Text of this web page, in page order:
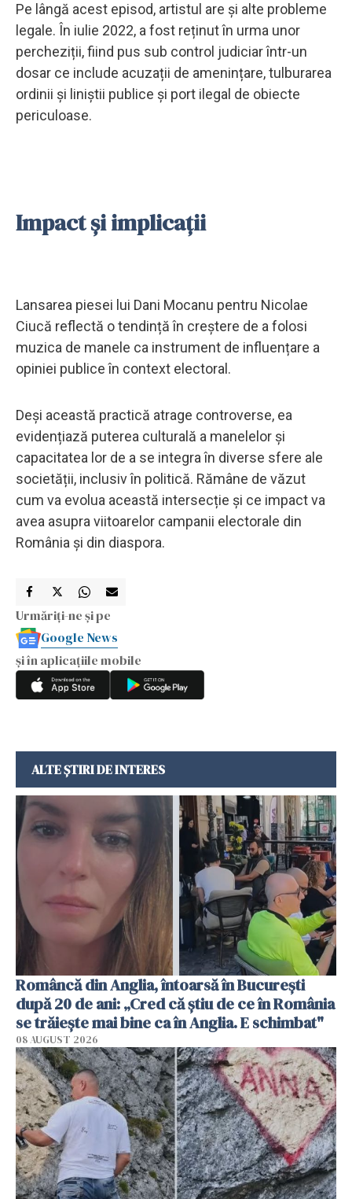
Pe lângă acest episod, artistul are și alte probleme
legale. În iulie 2022, a fost reținut în urma unor
percheziții, fiind pus sub control judiciar într-un
dosar ce include acuzații de amenințare, tulburarea
ordinii și liniștii publice și port ilegal de obiecte
periculoase.
Impact și implicații
Lansarea piesei lui Dani Mocanu pentru Nicolae
Ciucă reflectă o tendință în creștere de a folosi
muzica de manele ca instrument de influențare a
opiniei publice în context electoral.
Deși această practică atrage controverse, ea
evidențiază puterea culturală a manelelor și
capacitatea lor de a se integra în diverse sfere ale
societății, inclusiv în politică. Rămâne de văzut
cum va evolua această intersecție și ce impact va
avea asupra viitoarelor campanii electorale din
România și din diaspora.
Urmăriți-ne și pe
Google News
și în aplicațiile mobile
ALTE ȘTIRI DE INTERES
Româncă din Anglia, întoarsă în București
după 20 de ani: „Cred că știu de ce în România
se trăiește mai bine ca în Anglia. E schimbat"
08 AUGUST 2026